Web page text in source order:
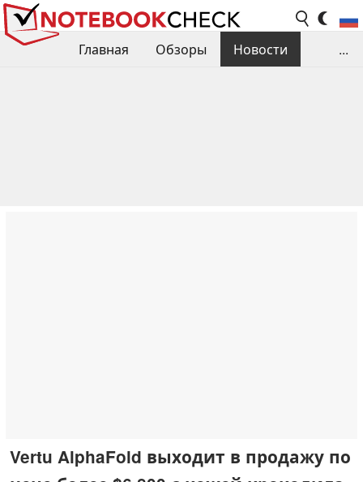
Главная Обзоры
Новости
...
Vertu AlphaFold выходит в продажу по